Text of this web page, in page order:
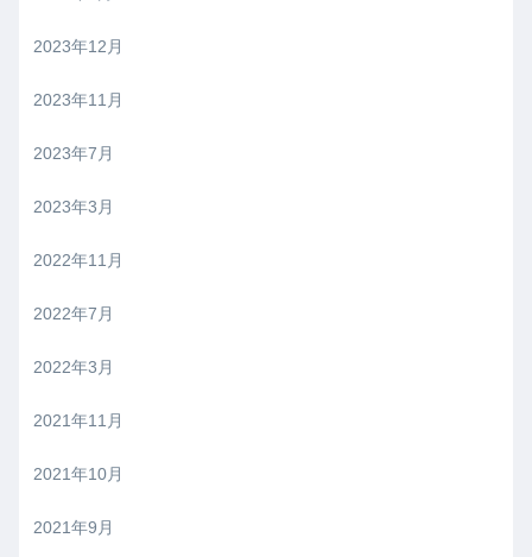
2023年12月
2023年11月
2023年7月
2023年3月
2022年11月
2022年7月
2022年3月
2021年11月
2021年10月
2021年9月